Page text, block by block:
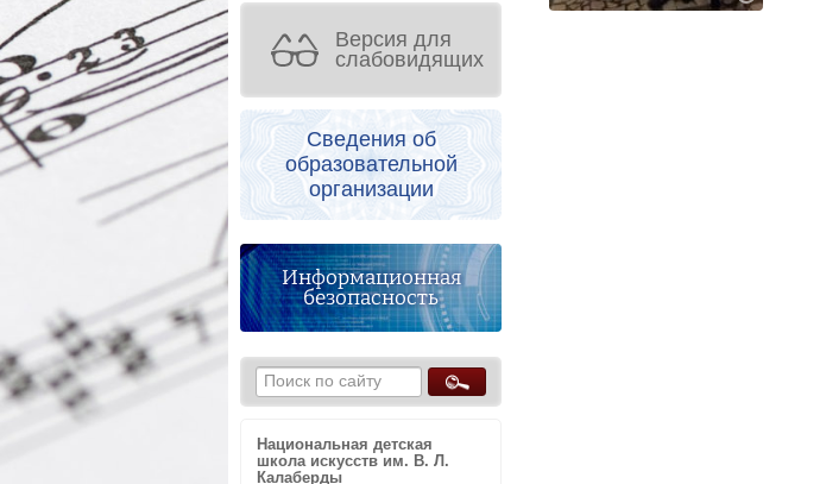
Версия для
слабовидящих
Сведения об
образовательной
организации
Информационная
безопасность
Национальная детская
школа искусств им. В. Л.
Калаберды